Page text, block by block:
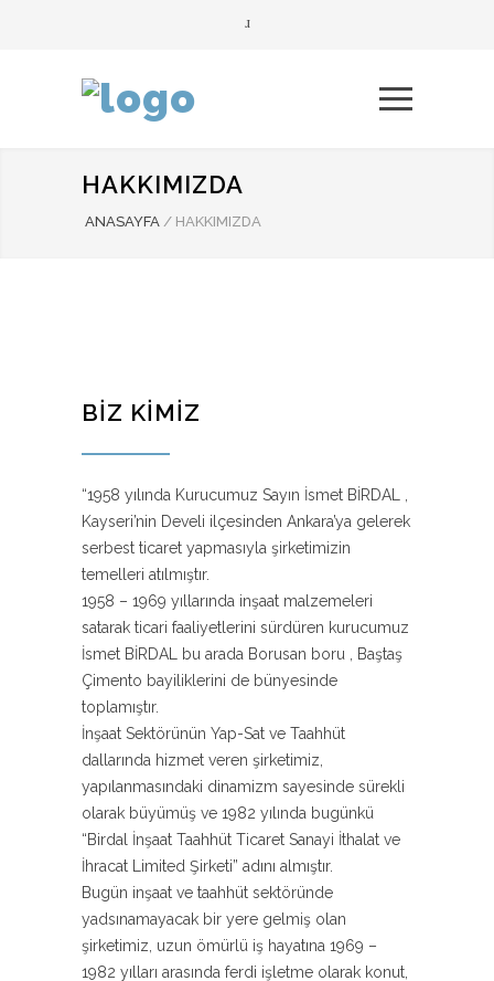
HAKKIMIZDA
ANASAYFA / HAKKIMIZDA
BİZ KİMİZ
“1958 yılında Kurucumuz Sayın İsmet BİRDAL ,
Kayseri’nin Develi ilçesinden Ankara’ya gelerek
serbest ticaret yapmasıyla şirketimizin
temelleri atılmıştır.
1958 – 1969 yıllarında inşaat malzemeleri
satarak ticari faaliyetlerini sürdüren kurucumuz
İsmet BİRDAL bu arada Borusan boru , Baştaş
Çimento bayiliklerini de bünyesinde
toplamıştır.
İnşaat Sektörünün Yap-Sat ve Taahhüt
dallarında hizmet veren şirketimiz,
yapılanmasındaki dinamizm sayesinde sürekli
olarak büyümüş ve 1982 yılında bugünkü
“Birdal İnşaat Taahhüt Ticaret Sanayi İthalat ve
İhracat Limited Şirketi” adını almıştır.
Bugün inşaat ve taahhüt sektöründe
yadsınamayacak bir yere gelmiş olan
şirketimiz, uzun ömürlü iş hayatına 1969 –
1982 yılları arasında ferdi işletme olarak konut,